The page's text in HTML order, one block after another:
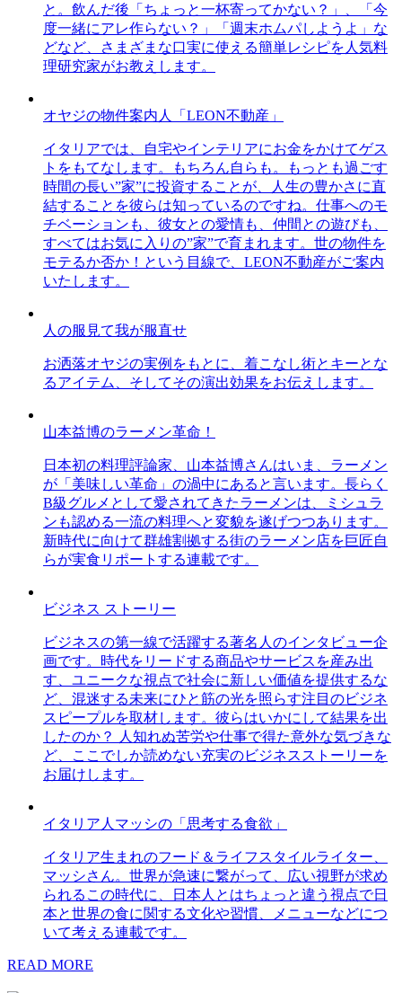
と。飲んだ後「ちょっと一杯寄ってかない？」、「今
度一緒にアレ作らない？」「週末ホムパしようよ」な
どなど、さまざまな口実に使える簡単レシピを人気料
理研究家がお教えします。
オヤジの物件案内人「LEON不動産」
イタリアでは、自宅やインテリアにお金をかけてゲス
トをもてなします。もちろん自らも。もっとも過ごす
時間の長い”家”に投資することが、人生の豊かさに直
結することを彼らは知っているのですね。仕事へのモ
チベーションも、彼女との愛情も、仲間との遊びも、
すべてはお気に入りの”家”で育まれます。世の物件を
モテるか否か！という目線で、LEON不動産がご案内
いたします。
人の服見て我が服直せ
お洒落オヤジの実例をもとに、着こなし術とキーとな
るアイテム、そしてその演出効果をお伝えします。
山本益博のラーメン革命！
日本初の料理評論家、山本益博さんはいま、ラーメン
が「美味しい革命」の渦中にあると言います。長らく
B級グルメとして愛されてきたラーメンは、ミシュラ
ンも認める一流の料理へと変貌を遂げつつあります。
新時代に向けて群雄割拠する街のラーメン店を巨匠自
らが実食リポートする連載です。
ビジネス ストーリー
ビジネスの第一線で活躍する著名人のインタビュー企
画です。時代をリードする商品やサービスを産み出
す、ユニークな視点で社会に新しい価値を提供するな
ど、混迷する未来にひと筋の光を照らす注目のビジネ
スピープルを取材します。彼らはいかにして結果を出
したのか？ 人知れぬ苦労や仕事で得た意外な気づきな
ど、ここでしか読めない充実のビジネスストーリーを
お届けします。
イタリア人マッシの「思考する食欲」
イタリア生まれのフード＆ライフスタイルライター、
マッシさん。世界が急速に繋がって、広い視野が求め
られるこの時代に、日本人とはちょっと違う視点で日
本と世界の食に関する文化や習慣、メニューなどにつ
いて考える連載です。
READ MORE